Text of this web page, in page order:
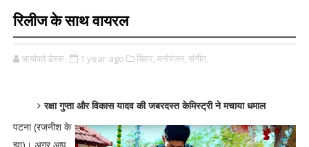
रिलीज के साथ वायरल
आर्यावर्त डेस्क 1 year ago बिहार, मनोरंजन, संगीत,
रक्षा गुप्ता और विकास यादव की जबरदस्त केमिस्ट्री ने मचाया धमाल
पटना (रजनीश के